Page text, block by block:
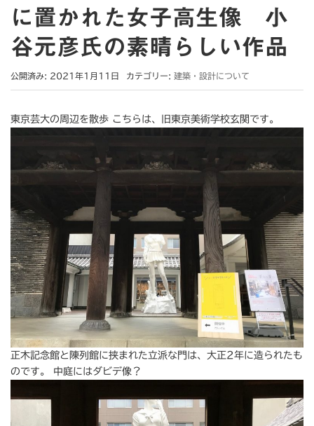
に置かれた女子高生像 小
谷元彦氏の素晴らしい作品
公開済み: 2021年1月11日 カテゴリー: 建築・設計について
東京芸大の周辺を散歩 こちらは、旧東京美術学校玄関です。
正木記念館と陳列館に挟まれた立派な門は、大正2年に造られたも
のです。 中庭にはダビデ像？